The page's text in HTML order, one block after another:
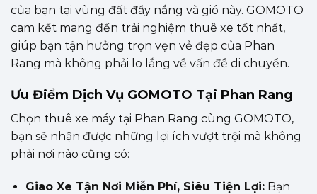
của bạn tại vùng đất đầy nắng và gió này. GOMOTO
cam kết mang đến trải nghiệm thuê xe tốt nhất,
giúp bạn tận hưởng trọn vẹn vẻ đẹp của Phan
Rang mà không phải lo lắng về vấn đề di chuyển.
Ưu Điểm Dịch Vụ GOMOTO Tại Phan Rang
Chọn thuê xe máy tại Phan Rang cùng GOMOTO,
bạn sẽ nhận được những lợi ích vượt trội mà không
phải nơi nào cũng có:
Giao Xe Tận Nơi Miễn Phí, Siêu Tiện Lợi:Bạn